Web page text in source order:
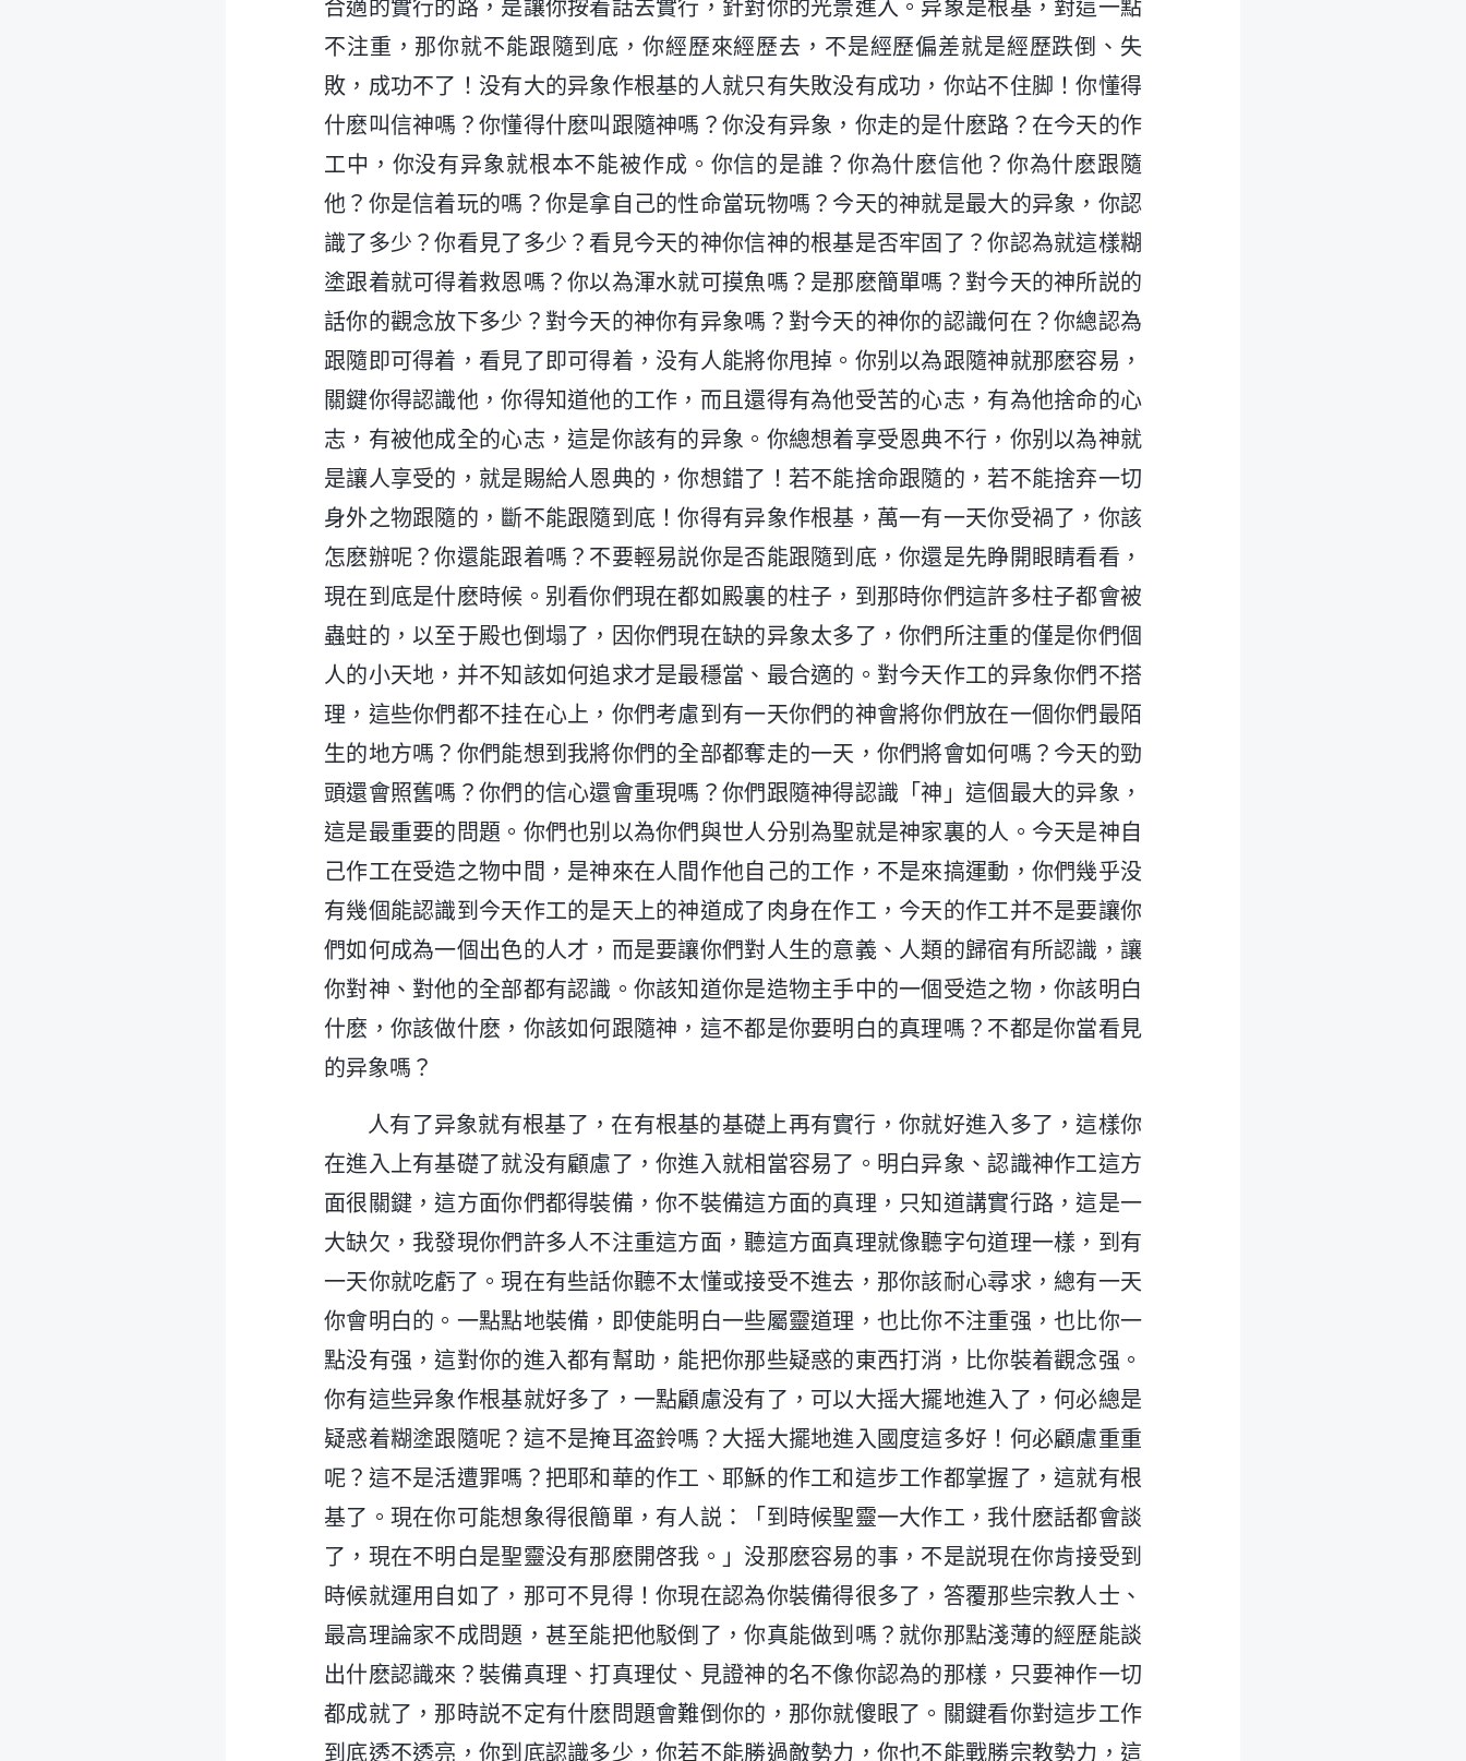
合適的實行的路，是讓你按着話去實行，針對你的光景進入。异象是根基，對這一點
不注重，那你就不能跟隨到底，你經歷來經歷去，不是經歷偏差就是經歷跌倒、失
敗，成功不了！没有大的异象作根基的人就只有失敗没有成功，你站不住脚！你懂得
什麽叫信神嗎？你懂得什麽叫跟隨神嗎？你没有异象，你走的是什麽路？在今天的作
工中，你没有异象就根本不能被作成。你信的是誰？你為什麽信他？你為什麽跟隨
他？你是信着玩的嗎？你是拿自己的性命當玩物嗎？今天的神就是最大的异象，你認
識了多少？你看見了多少？看見今天的神你信神的根基是否牢固了？你認為就這樣糊
塗跟着就可得着救恩嗎？你以為渾水就可摸魚嗎？是那麽簡單嗎？對今天的神所説的
話你的觀念放下多少？對今天的神你有异象嗎？對今天的神你的認識何在？你總認為
跟隨即可得着，看見了即可得着，没有人能將你甩掉。你别以為跟隨神就那麽容易，
關鍵你得認識他，你得知道他的工作，而且還得有為他受苦的心志，有為他捨命的心
志，有被他成全的心志，這是你該有的异象。你總想着享受恩典不行，你别以為神就
是讓人享受的，就是賜給人恩典的，你想錯了！若不能捨命跟隨的，若不能捨弃一切
身外之物跟隨的，斷不能跟隨到底！你得有异象作根基，萬一有一天你受禍了，你該
怎麽辦呢？你還能跟着嗎？不要輕易説你是否能跟隨到底，你還是先睁開眼睛看看，
現在到底是什麽時候。别看你們現在都如殿裏的柱子，到那時你們這許多柱子都會被
蟲蛀的，以至于殿也倒塌了，因你們現在缺的异象太多了，你們所注重的僅是你們個
人的小天地，并不知該如何追求才是最穩當、最合適的。對今天作工的异象你們不搭
理，這些你們都不挂在心上，你們考慮到有一天你們的神會將你們放在一個你們最陌
生的地方嗎？你們能想到我將你們的全部都奪走的一天，你們將會如何嗎？今天的勁
頭還會照舊嗎？你們的信心還會重現嗎？你們跟隨神得認識「神」這個最大的异象，
這是最重要的問題。你們也别以為你們與世人分别為聖就是神家裏的人。今天是神自
己作工在受造之物中間，是神來在人間作他自己的工作，不是來搞運動，你們幾乎没
有幾個能認識到今天作工的是天上的神道成了肉身在作工，今天的作工并不是要讓你
們如何成為一個出色的人才，而是要讓你們對人生的意義、人類的歸宿有所認識，讓
你對神、對他的全部都有認識。你該知道你是造物主手中的一個受造之物，你該明白
什麽，你該做什麽，你該如何跟隨神，這不都是你要明白的真理嗎？不都是你當看見
的异象嗎？
人有了异象就有根基了，在有根基的基礎上再有實行，你就好進入多了，這樣你
在進入上有基礎了就没有顧慮了，你進入就相當容易了。明白异象、認識神作工這方
面很關鍵，這方面你們都得裝備，你不裝備這方面的真理，只知道講實行路，這是一
大缺欠，我發現你們許多人不注重這方面，聽這方面真理就像聽字句道理一樣，到有
一天你就吃虧了。現在有些話你聽不太懂或接受不進去，那你該耐心尋求，總有一天
你會明白的。一點點地裝備，即使能明白一些屬靈道理，也比你不注重强，也比你一
點没有强，這對你的進入都有幫助，能把你那些疑惑的東西打消，比你裝着觀念强。
你有這些异象作根基就好多了，一點顧慮没有了，可以大摇大擺地進入了，何必總是
疑惑着糊塗跟隨呢？這不是掩耳盗鈴嗎？大摇大擺地進入國度這多好！何必顧慮重重
呢？這不是活遭罪嗎？把耶和華的作工、耶穌的作工和這步工作都掌握了，這就有根
基了。現在你可能想象得很簡單，有人説：「到時候聖靈一大作工，我什麽話都會談
了，現在不明白是聖靈没有那麽開啓我。」没那麽容易的事，不是説現在你肯接受到
時候就運用自如了，那可不見得！你現在認為你裝備得很多了，答覆那些宗教人士、
最高理論家不成問題，甚至能把他駁倒了，你真能做到嗎？就你那點淺薄的經歷能談
出什麽認識來？裝備真理、打真理仗、見證神的名不像你認為的那樣，只要神作一切
都成就了，那時説不定有什麽問題會難倒你的，那你就傻眼了。關鍵看你對這步工作
到底透不透亮，你到底認識多少，你若不能勝過敵勢力，你也不能戰勝宗教勢力，這